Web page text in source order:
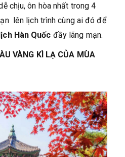
chịu, ôn hòa nhất trong 4
lên lịch trình cùng ai đó để
Hàn Quốc đầy lãng mạn.
VÀNG KÌ LẠ CỦA MÙA